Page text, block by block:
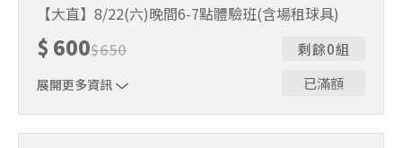
制。歡迎邀請親友一同報名參加，享受團體運動樂趣！ 如
人數未達開班門檻，或因天候不佳無法如期舉行，POA將視
情況安排延期或併班處理。 ⚠️ 報名完成後，如因天候因素
無法上課，僅提供課程延期選項，恕不退費，請參閱【報名
與課程異動規則】。報名後視為您已同意上述規則。
【大直】8/22(六)晚間6-7點體驗班(含場租球具)
$ 600$650
展開更多資訊
剩餘0組
已滿額